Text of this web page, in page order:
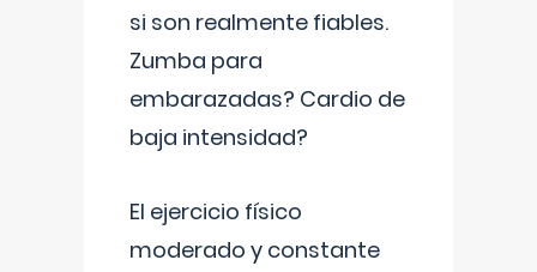
si son realmente fiables.
Zumba para
embarazadas? Cardio de
baja intensidad?
El ejercicio físico
moderado y constante